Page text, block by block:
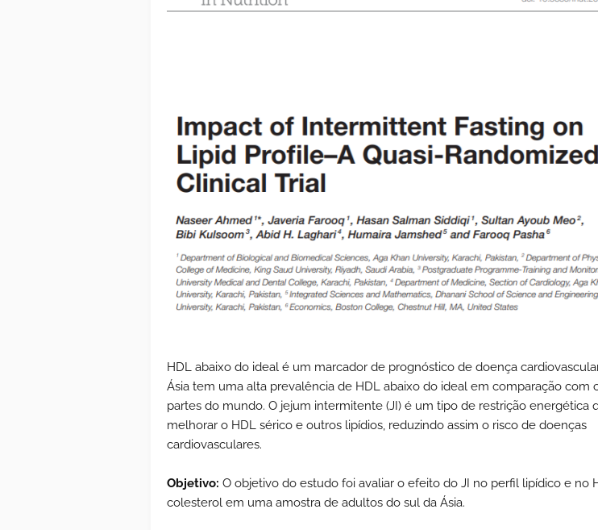
HDL abaixo do ideal é um marcador de prognóstico de doença
Ásia tem uma alta prevalência de HDL abaixo do ideal em comparação com
partes do mundo. O jejum intermitente (JI) é um tipo de restrição energética
melhorar o HDL sérico e outros lipídios, reduzindo assim o risco de doenças
cardiovasculares.
Objetivo: O objetivo do estudo foi avaliar o efeito do JI no perfil lipídico e no
colesterol em uma amostra de adultos do sul da Ásia.